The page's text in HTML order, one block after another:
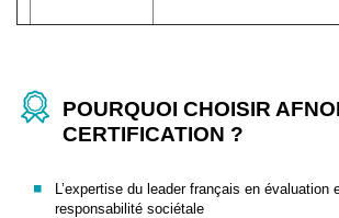
POURQUOI CHOISIR
CERTIFICATION ?
L’expertise du leader français en évaluation
responsabilité sociétale